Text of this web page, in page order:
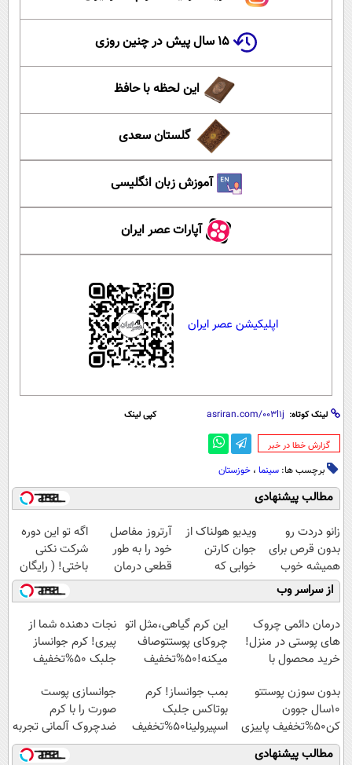
۱۵ سال پیش در چنین روزی
این لحظه با حافظ
گلستان سعدی
آموزش زبان انگلیسی
آپارات عصر ایران
اپلیکیشن عصر ایران
لینک کوتاه: کپی لینک
‌گزارش خطا در خبر
برچسب ها: سینما ، خوزستان
مطالب پیشنهادی
زانو دردت رو
بدون قرص برای
همیشه خوب
کن! (قدم اول،
پرسش‌نامه)
ویدیو هولناک از
جوان کارتن
خوابی که
میلیاردر شد.
آموزش رایگان
آرتروز مفاصل
خود را به طور
قطعی درمان
کنید!
◗پرسش‌نامه◖
اگه تو این دوره
شرکت نکنی
باختی! ( رایگان
آموزش ببین
پولدار شی)
از سراسر وب
درمان دائمی چروک
های پوستی در منزل!
خرید محصول با
این کرم گیاهی،مثل اتو
چروکای پوستتوصاف
میکنه!50%تخفیف
نجات دهنده شما از
پیری! کرم جوانساز
جلبک 50%تخفیف
بدون سوزن پوستتو
10سال جوون
کن50%تخفیف پاییزی
بمب جوانساز! کرم
بوتاکس جلبک
اسپیرولینا50%تخفیف
جوانسازی پوست
صورت را با کرم
ضدچروک آلمانی تجربه
کنید!
مطالب پیشنهادی